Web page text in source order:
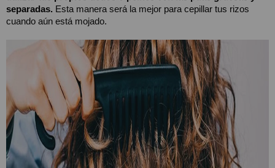
separadas. Esta manera será la mejor para cepillar tus rizos
cuando aún está mojado.